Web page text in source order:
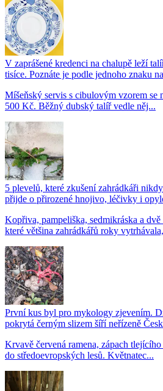
V zaprášené kredenci na chalupě leží
tisíce. Poznáte je podle jednoho znaku
Míšeňský servis s cibulovým vzorem se
500 Kč. Běžný dubský talíř vedle něj...
5 plevelů, které zkušení zahrádkáři
přijde o přirozené hnojivo, léčivky i
Kopřiva, pampeliška, sedmikráska a
které většina zahrádkářů roky
První kus byl pro mykology zjevením.
pokrytá černým slizem šíří neřízeně
Krvavě červená ramena, zápach tlejícího
do středoevropských lesů. Květnatec...